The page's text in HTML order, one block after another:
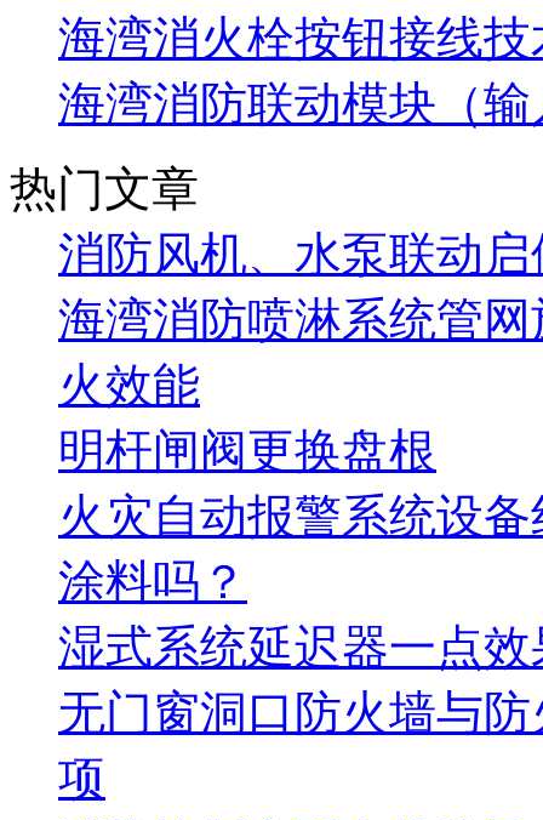
海湾消火栓按钮接线
海湾消防联动模块（
热门文章
消防风机、水泵联动
海湾消防喷淋系统管
火效能
明杆闸阀更换盘根
火灾自动报警系统设
涂料吗？
湿式系统延迟器一点
无门窗洞口防火墙与
项